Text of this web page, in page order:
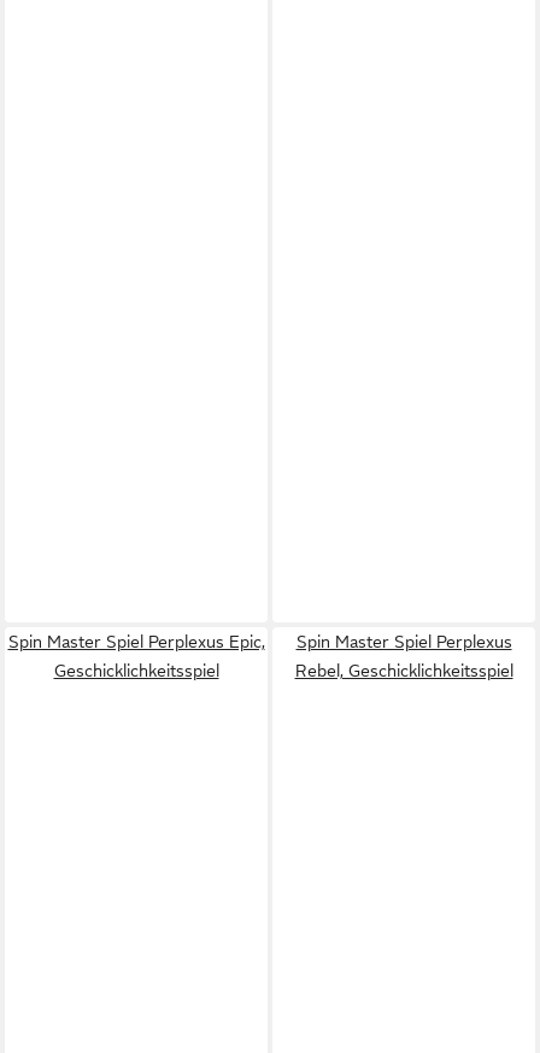
Spin Master Spiel Perplexus Epic,
Geschicklichkeitsspiel
Spin Master Spiel Perplexus
Rebel, Geschicklichkeitsspiel